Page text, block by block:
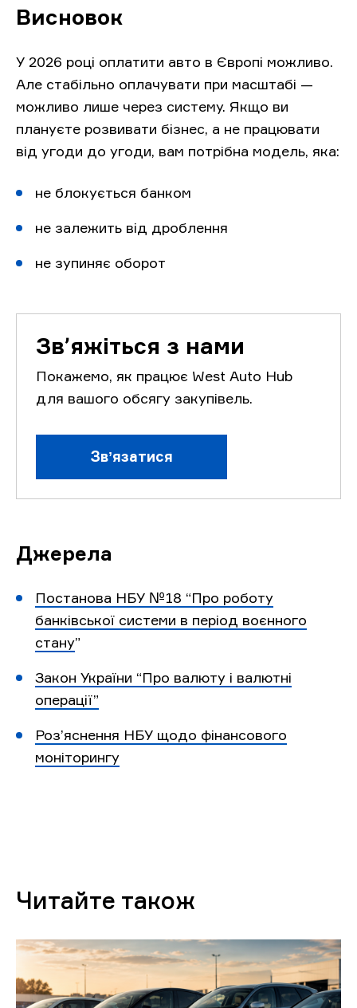
Висновок
У 2026 році оплатити авто в Європі можливо.
Але стабільно оплачувати при масштабі —
можливо лише через систему. Якщо ви
плануєте розвивати бізнес, а не працювати
від угоди до угоди, вам потрібна модель, яка:
не блокується банком
не залежить від дроблення
не зупиняє оборот
Звʼяжіться з нами
Покажемо, як працює West Auto Hub
для вашого обсягу закупівель.
Звʼязатися
Джерела
Постанова НБУ №18 “Про роботу
банківської системи в період воєнного
стану”
Закон України “Про валюту і валютні
операції”
Роз’яснення НБУ щодо фінансового
моніторингу
Читайте також